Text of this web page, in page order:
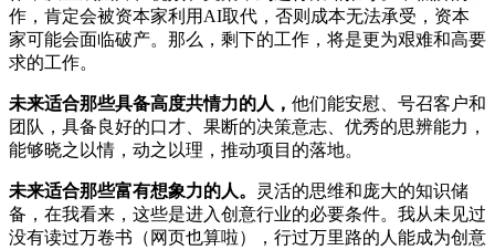
作，肯定会被资本家利用AI取代，否则成本无法承受，资本
家可能会面临破产。那么，剩下的工作，将是更为艰难和高要
求的工作。
未来适合那些具备高度共情力的人， 他们能安慰、号召客户和
团队，具备良好的口才、果断的决策意志、优秀的思辨能力，
能够晓之以情，动之以理，推动项目的落地。
未来适合那些富有想象力的人。
灵活的思维和庞大的知识储
备，在我看来，这些是进入创意行业的必要条件。我从未见过
没有读过万卷书（网页也算啦），行过万里路的人能成为创意